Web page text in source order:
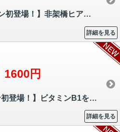
【51,800円】≪【くまポン初登場！】非架橋ヒアルロン酸とポリ乳酸を組み合…
詳細を見る
1600円
【1,600円】≪【くまポン初登場！】ビタミンB1を主成分とした成分をダイレ…
詳細を見る